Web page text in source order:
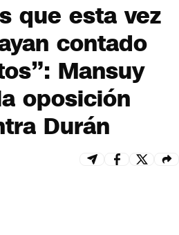
que esta vez
contado
Mansuy
oposición
Durán